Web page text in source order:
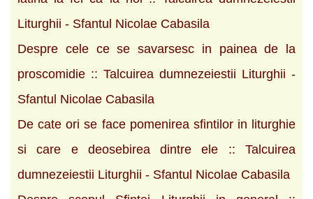
Liturghii - Sfantul Nicolae Cabasila
Despre cele ce se savarsesc in painea de la
proscomidie :: Talcuirea dumnezeiestii Liturghii -
Sfantul Nicolae Cabasila
De cate ori se face pomenirea sfintilor in liturghie
si care e deosebirea dintre ele :: Talcuirea
dumnezeiestii Liturghii - Sfantul Nicolae Cabasila